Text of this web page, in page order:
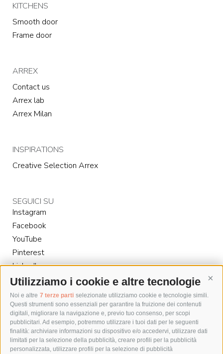
Utilizziamo i cookie e altre tecnologie
Noi e altre 7 terze parti selezionate utilizziamo cookie e tecnologie simili.
Questi strumenti sono essenziali per garantire la fruizione dei contenuti
digitali, migliorare la navigazione e, previo tuo consenso, per scopi
pubblicitari. Ad esempio, potremmo utilizzare i tuoi dati per le seguenti
finalità: archiviare informazioni su dispositivo e/o accedervi, utilizzare dati
limitati per la selezione della pubblicità, creare profili per la pubblicità
personalizzata, utilizzare profili per la selezione di pubblicità
KITCHENS
Smooth door
Frame door
ARREX
Contact us
Arrex lab
Arrex Milan
INSPIRATIONS
Creative Selection Arrex
SEGUICI SU
Instagram
Facebook
YouTube
Pinterest
LinkedIn
SIGN UP FOR OUR NEWSLETTER